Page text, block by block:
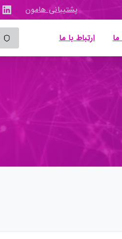
پشتیبانی هامون
ما ارتباط با ما